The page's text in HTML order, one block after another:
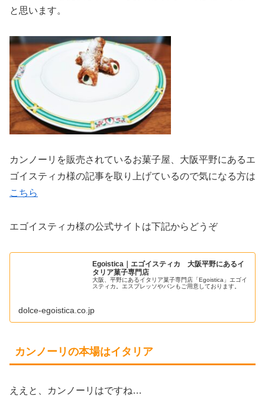
と思います。
カンノーリを販売されているお菓子屋、大阪平野にあるエ
ゴイスティカ様の記事を取り上げているので気になる方は
こちら
エゴイスティカ様の公式サイトは下記からどうぞ
Egoistica｜エゴイスティカ 大阪平野にあるイ
タリア菓子専門店
大阪、平野にあるイタリア菓子専門店「Egoistica」エゴイ
スティカ。エスプレッソやパンもご用意しております。
dolce-egoistica.co.jp
カンノーリの本場はイタリア
ええと、カンノーリはですね…